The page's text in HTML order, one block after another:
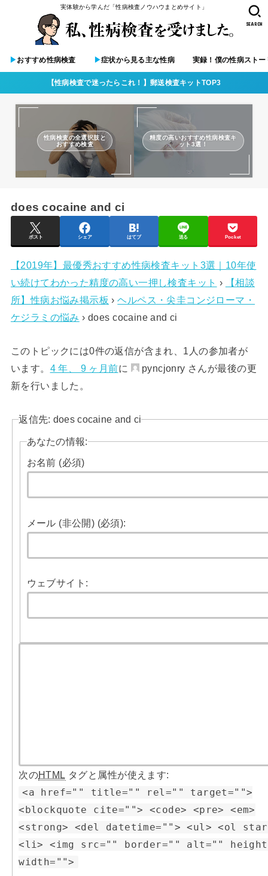
実体験から学んだ「性病検査ノウハウまとめサイト」
▶︎おすすめ性病検査 ▶︎症状から見る主な性病 実録！僕の性病ストー
SEARCH
【性病検査で迷ったらこれ！】郵送検査キットTOP3
性病検査の全選択肢と
おすすめ検査
精度の高いおすすめ性病検査キ
ット3選！
does cocaine and ci
ポスト シェア はてブ 送る Pocket
【2019年】最優秀おすすめ性病検査キット3選｜10年使
い続けてわかった精度の高い一押し検査キット ›
【相談
所】性病お悩み掲示板 › ヘルペス・尖圭コンジローマ・
ケジラミの悩み › does cocaine and ci
このトピックには0件の返信が含まれ、1人の参加者が
います。 4 年、 9 ヶ月前に
pyncjonry さんが最後の更
新を行いました。
返信先: does cocaine and ci
あなたの情報:
お名前 (必須)
メール (非公開) (必須):
ウェブサイト:
次のHTML タグと属性が使えます:
<a href="" title="" rel="" target="">
<blockquote cite=""> <code> <pre> <em>
<strong> <del datetime=""> <ul> <ol
<li> <img src="" border="" alt=""
width="">